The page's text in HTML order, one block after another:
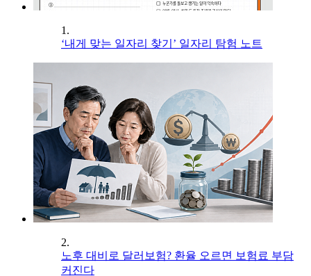
1.
‘내게 맞는 일자리 찾기’ 일자리 탐험 노트
2.
노후 대비로 달러보험? 환율 오르면 보험료 부담
커진다